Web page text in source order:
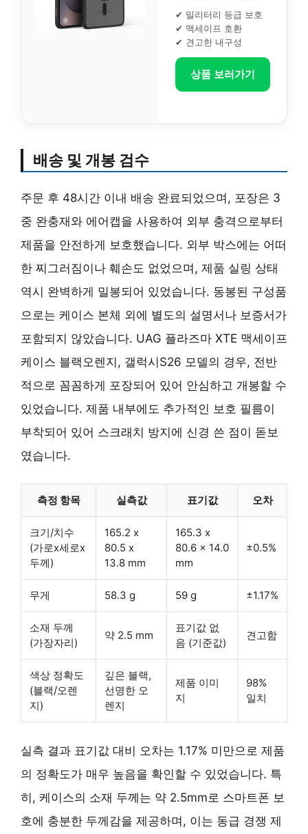
✔ 밀리터리 등급 보호
✔ 맥세이프 호환
✔ 견고한 내구성
상품 보러가기
배송 및 개봉 검수
주문 후 48시간 이내 배송 완료되었으며, 포장은 3
중 완충재와 에어캡을 사용하여 외부 충격으로부터
제품을 안전하게 보호했습니다. 외부 박스에는 어떠
한 찌그러짐이나 훼손도 없었으며, 제품 실링 상태
역시 완벽하게 밀봉되어 있었습니다. 동봉된 구성품
으로는 케이스 본체 외에 별도의 설명서나 보증서가
포함되지 않았습니다. UAG 플라즈마 XTE 맥세이프
케이스 블랙오렌지, 갤럭시S26 모델의 경우, 전반
적으로 꼼꼼하게 포장되어 있어 안심하고 개봉할 수
있었습니다. 제품 내부에도 추가적인 보호 필름이
부착되어 있어 스크래치 방지에 신경 쓴 점이 돋보
였습니다.
측정 항목 실측값 표기값 오차
크기/치수
(가로x세로x
두께)
165.2 x
80.5 x
13.8 mm
165.3 x
80.6 x 14.0
mm
±0.5%
무게 58.3 g 59 g ±1.17%
소재 두께
(가장자리)
약 2.5 mm
표기값 없
음 (기준값)
견고함
색상 정확도
(블랙/오렌
지)
깊은 블랙,
선명한 오
렌지
제품 이미
지
98%
일치
실측 결과 표기값 대비 오차는 1.17% 미만으로 제품
의 정확도가 매우 높음을 확인할 수 있었습니다. 특
히, 케이스의 소재 두께는 약 2.5mm로 스마트폰 보
호에 충분한 두께감을 제공하며, 이는 동급 경쟁 제